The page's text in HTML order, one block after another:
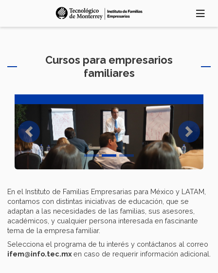
Cursos para empresarios
familiares
Previous Next
En el Instituto de Familias Empresarias para México y LATAM,
contamos con distintas iniciativas de educación, que se
adaptan a las necesidades de las familias, sus asesores,
académicos, y cualquier persona interesada en fascinante
tema de la empresa familiar.
Selecciona el programa de tu interés y contáctanos al correo
ifem@info.tec.mxen caso de requerir información adicional.